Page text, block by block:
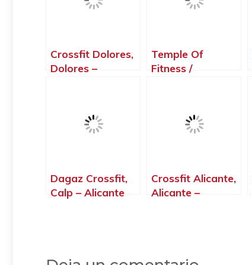
Crossfit Dolores,
Dolores –
Temple Of
Fitness /
Alicante
Dagaz Crossfit,
Calp – Alicante
Crossfit Alicante,
Alicante –